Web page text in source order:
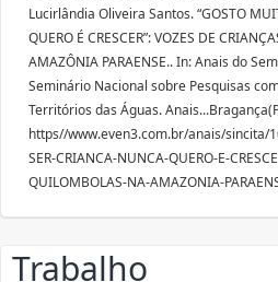
Lucirlândia Oliveira Santos. “GOSTO
QUERO É CRESCER”: VOZES DE
AMAZÔNIA PARAENSE.. In: Anais do
Seminário Nacional sobre Pesquisas
Territórios das Águas.
https//www.even3.com.br/anais/sincita/
SER-CRIANCA-NUNCA-QUERO-E-
QUILOMBOLAS-NA-AMAZONIA-
Trabalho